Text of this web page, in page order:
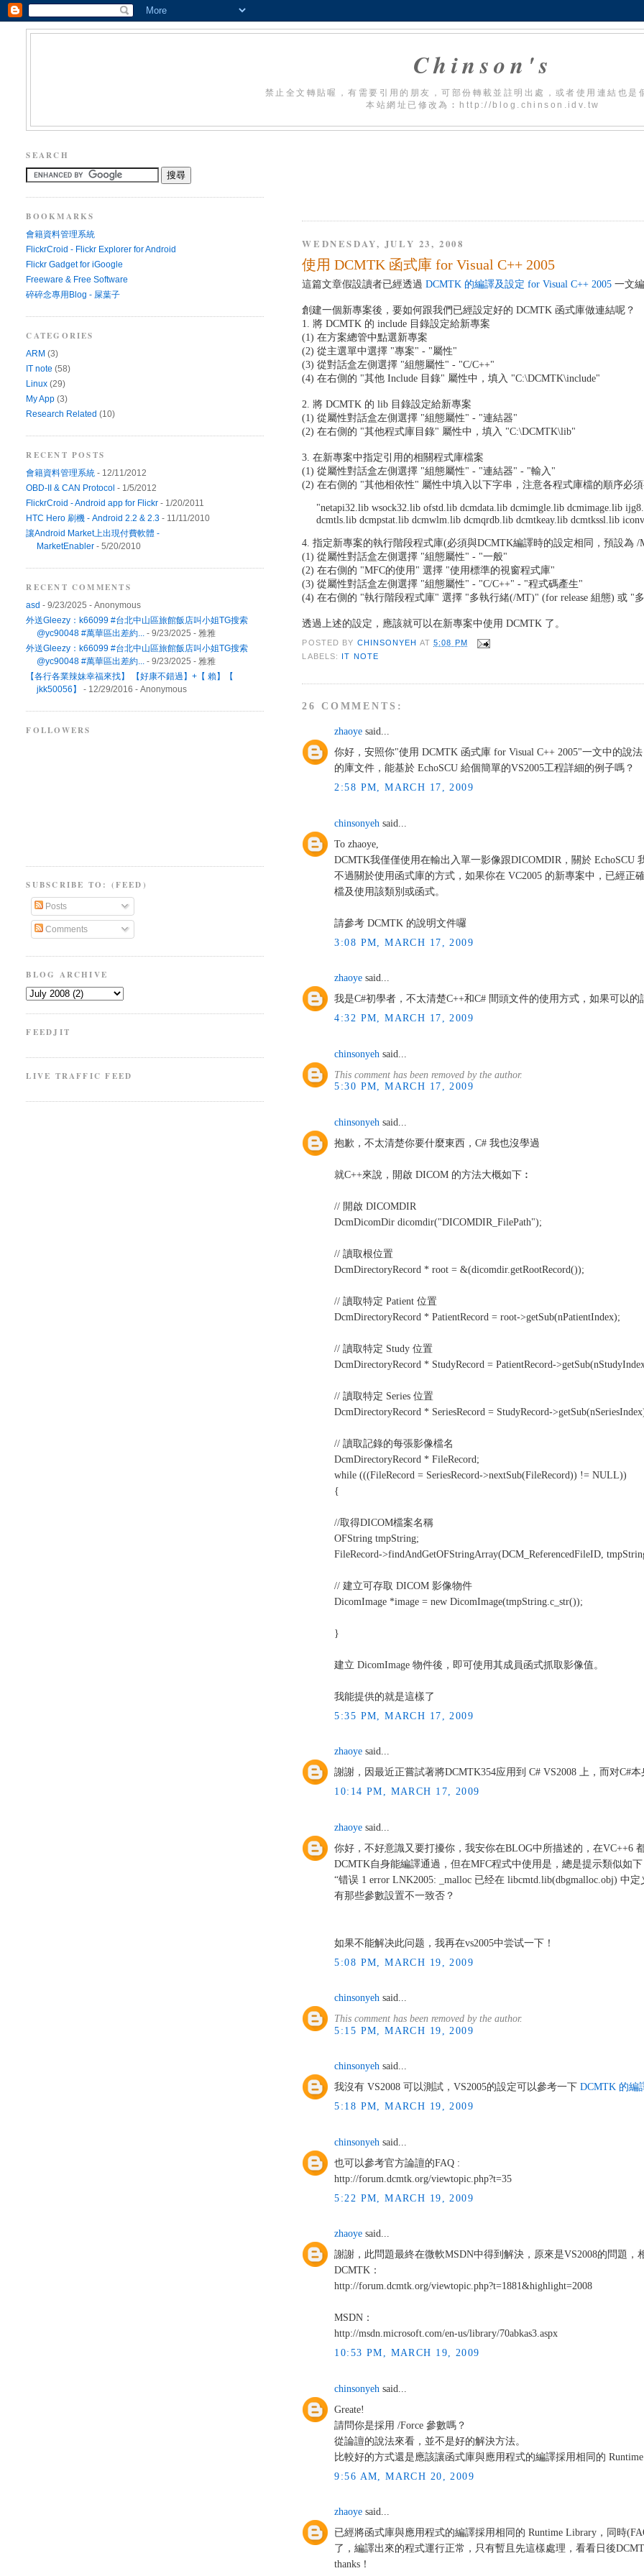
Chinson's
禁止全文轉貼喔，有需要引用的朋友，可部份轉載並註明出處，或者使用連結也是
本站網址已修改為︰http://blog.chinson.idv.tw
WEDNESDAY, JULY 23, 2008
使用 DCMTK 函式庫 for Visual C++ 2005
這篇文章假設讀者已經透過DCMTK 的編譯及設定 for Visual C++ 2005 一文
創建一個新專案後，要如何跟我們已經設定好的 DCMTK 函式庫做連結呢？
1. 將 DCMTK 的 include 目錄設定給新專案
(1) 在方案總管中點選新專案
(2) 從主選單中選擇 "專案" - "屬性"
(3) 從對話盒左側選擇 "組態屬性" - "C/C++"
(4) 在右側的 "其他 Include 目錄" 屬性中，填入 "C:\DCMTK\include"
2. 將 DCMTK 的 lib 目錄設定給新專案
(1) 從屬性對話盒左側選擇 "組態屬性" - "連結器"
(2) 在右側的 "其他程式庫目錄" 屬性中，填入 "C:\DCMTK\lib"
3. 在新專案中指定引用的相關程式庫檔案
(1) 從屬性對話盒左側選擇 "組態屬性" - "連結器" - "輸入"
(2) 在右側的 "其他相依性" 屬性中填入以下字串，注意各程式庫檔的順序必須
"netapi32.lib wsock32.lib ofstd.lib dcmdata.lib dcmimgle.lib dcmimage.lib
dcmtls.lib dcmpstat.lib dcmwlm.lib dcmqrdb.lib dcmtkeay.lib dcmtkssl.lib
4. 指定新專案的執行階段程式庫(必須與DCMTK編譯時的設定相同，預設為 /
(1) 從屬性對話盒左側選擇 "組態屬性" - "一般"
(2) 在右側的 "MFC的使用" 選擇 "使用標準的視窗程式庫"
(3) 從屬性對話盒左側選擇 "組態屬性" - "C/C++" - "程式碼產生"
(4) 在右側的 "執行階段程式庫" 選擇 "多執行緒(/MT)" (for release 組態) 或 "
透過上述的設定，應該就可以在新專案中使用 DCMTK 了。
POSTED BY CHINSONYEH AT5:08 PM
LABELS:
IT NOTE
26 COMMENTS:
zhaoye said...
你好，安照你"使用 DCMTK 函式庫 for Visual C++ 2005"一文中的說
的庫文件，能基於 EchoSCU 給個簡單的VS2005工程詳細的例子嗎？
2:58 PM, MARCH 17, 2009
chinsonyeh said...
To zhaoye,
DCMTK我僅僅使用在輸出入單一影像跟DICOMDIR，關於 EchoSCU
不過關於使用函式庫的方式，如果你在 VC2005 的新專案中，已經
檔及使用該類別或函式。
請參考 DCMTK 的說明文件囉
3:08 PM, MARCH 17, 2009
zhaoye said...
我是C#初學者，不太清楚C++和C# 間頭文件的使用方式，如果可以
4:32 PM, MARCH 17, 2009
chinsonyeh said...
This comment has been removed by the author.
5:30 PM, MARCH 17, 2009
chinsonyeh said...
抱歉，不太清楚你要什麼東西，C# 我也沒學過
就C++來說，開啟 DICOM 的方法大概如下︰
// 開啟 DICOMDIR
DcmDicomDir dicomdir("DICOMDIR_FilePath");
// 讀取根位置
DcmDirectoryRecord * root = &(dicomdir.getRootRecord());
// 讀取特定 Patient 位置
DcmDirectoryRecord * PatientRecord = root->getSub(nPatientIndex);
// 讀取特定 Study 位置
DcmDirectoryRecord * StudyRecord = PatientRecord-
// 讀取特定 Series 位置
DcmDirectoryRecord * SeriesRecord = StudyRecord-
// 讀取記錄的每張影像檔名
DcmDirectoryRecord * FileRecord;
while (((FileRecord = SeriesRecord->nextSub(FileRecord)) != NULL))
{
//取得DICOM檔案名稱
OFString tmpString;
FileRecord->findAndGetOFStringArray(DCM_ReferencedFileID,
// 建立可存取 DICOM 影像物件
DicomImage *image = new DicomImage(tmpString.c_str());
}
建立 DicomImage 物件後，即可使用其成員函式抓取影像值。
我能提供的就是這樣了
5:35 PM, MARCH 17, 2009
zhaoye said...
謝謝，因最近正嘗試著將DCMTK354应用到 C# VS2008 上，而对C#
10:14 PM, MARCH 17, 2009
zhaoye said...
你好，不好意識又要打擾你，我安你在BLOG中所描述的，在VC++6
DCMTK自身能編譯通過，但在MFC程式中使用是，總是提示類似如下
“错误 1 error LNK2005: _malloc 已经在 libcmtd.lib(dbgmalloc.obj) 中
有那些參數設置不一致否？
如果不能解决此问题，我再在vs2005中尝试一下！
5:08 PM, MARCH 19, 2009
chinsonyeh said...
This comment has been removed by the author.
5:15 PM, MARCH 19, 2009
chinsonyeh said...
我沒有 VS2008 可以測試，VS2005的設定可以參考一下DCMTK 的編
5:18 PM, MARCH 19, 2009
chinsonyeh said...
也可以參考官方論譠的FAQ :
http://forum.dcmtk.org/viewtopic.php?t=35
5:22 PM, MARCH 19, 2009
zhaoye said...
謝謝，此問題最終在微軟MSDN中得到解決，原來是VS2008的問題，
DCMTK：
http://forum.dcmtk.org/viewtopic.php?t=1881&highlight=2008
MSDN：
http://msdn.microsoft.com/en-us/library/70abkas3.aspx
10:53 PM, MARCH 19, 2009
chinsonyeh said...
Greate!
請問你是採用 /Force 參數嗎？
從論譠的說法來看，並不是好的解決方法。
比較好的方式還是應該讓函式庫與應用程式的編譯採用相同的
9:56 AM, MARCH 20, 2009
zhaoye said...
已經將函式庫與應用程式的編譯採用相同的 Runtime Library，同時
了，編譯出來的程式運行正常，只有暫且先這樣處理，看看日後
thanks！
SEARCH
BOOKMARKS
會籍資料管理系統
FlickrCroid - Flickr Explorer for Android
Flickr Gadget for iGoogle
Freeware & Free Software
碎碎念專用Blog - 屎葉子
CATEGORIES
ARM (3)
IT note (58)
Linux (29)
My App (3)
Research Related (10)
RECENT POSTS
會籍資料管理系統 - 12/11/2012
OBD-II & CAN Protocol - 1/5/2012
FlickrCroid - Android app for Flickr - 1/20/2011
HTC Hero 刷機 - Android 2.2 & 2.3 - 11/11/2010
讓Android Market上出現付費軟體 -
MarketEnabler - 5/20/2010
RECENT COMMENTS
asd - 9/23/2025 - Anonymous
外送Gleezy：k66099 #台北中山區旅館飯店叫小姐TG搜索
@yc90048 #萬華區出差約... - 9/23/2025 - 雅雅
外送Gleezy：k66099 #台北中山區旅館飯店叫小姐TG搜索
@yc90048 #萬華區出差約... - 9/23/2025 - 雅雅
【各行各業辣妹幸福來找】 【好康不錯過】+【 賴】【
jkk50056】
- 12/29/2016 - Anonymous
FOLLOWERS
SUBSCRIBE TO: (FEED)
Posts
Comments
BLOG ARCHIVE
FEEDJIT
LIVE TRAFFIC FEED